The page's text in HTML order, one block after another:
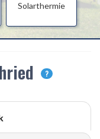
Solarthermie
?